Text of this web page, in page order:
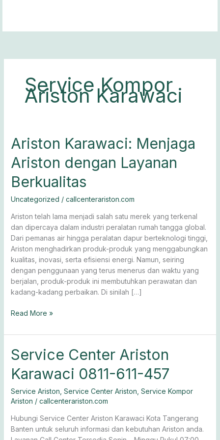
Service Kompor
Ariston Karawaci
Ariston Karawaci: Menjaga
Ariston dengan Layanan
Berkualitas
Uncategorized / callcenterariston.com
Ariston telah lama menjadi salah satu merek yang terkenal
dan dipercaya dalam industri peralatan rumah tangga global.
Dari pemanas air hingga peralatan dapur berteknologi tinggi,
Ariston menghadirkan produk-produk yang menggabungkan
kualitas, inovasi, serta efisiensi energi. Namun, seiring
dengan penggunaan yang terus menerus dan waktu yang
berjalan, produk-produk ini membutuhkan perawatan dan
kadang-kadang perbaikan. Di sinilah […]
Ariston
Karawaci:
Menjaga
dengan
Berkualitas
Read More »
Service Center Ariston
Karawaci 0811-611-457
Service Ariston Service Center Ariston Service Kompor
Ariston / callcenterariston.com
Hubungi Service Center Ariston Karawaci Kota Tangerang
Banten untuk seluruh informasi dan kebutuhan Ariston anda.
Service
Center
Ariston
0811-
611-
457